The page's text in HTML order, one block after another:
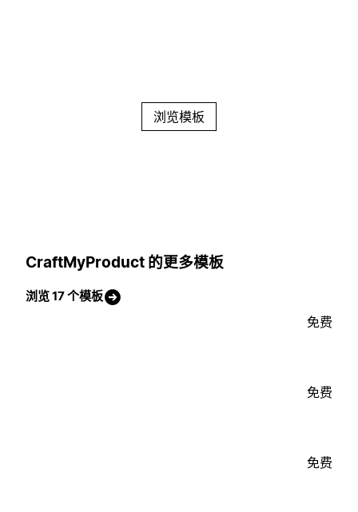
浏览模板
CraftMyProduct 的更多模板
浏览 17 个模板
免费
免费
免费